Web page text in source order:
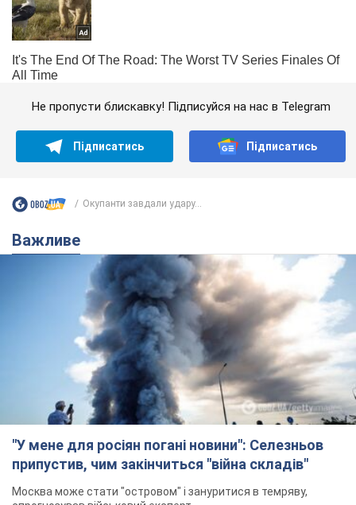
Не пропусти блискавку! Підписуйся на нас в Telegram
Підписатись Підписатись
Окупанти завдали удару...
Важливе
"У мене для росіян погані новини": Селезньов
припустив, чим закінчиться "війна складів"
Москва може стати "островом" і зануритися в темряву,